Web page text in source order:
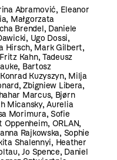
Abramović, Eleanor
Małgorzata
Brendel, Daniele
Ugo Dossi,
Hirsch, Mark Gilbert,
Kahn, Tadeusz
Bartosz
Kuzyszyn, Milja
Zbigniew Libera,
Marcus, Bjørn
Micansky, Aurelia
Morimura, Sofie
ORLAN,
Rajkowska, Sophie
Shalennyi, Heather
Jo Spence, Daniel